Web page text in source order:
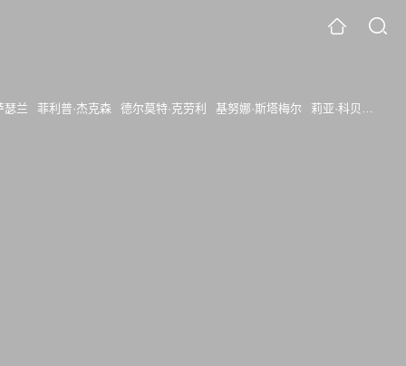
瑟兰 菲利普·杰克森 德尔莫特·克劳利 基努娜·斯塔梅尔 莉亚·科贝德